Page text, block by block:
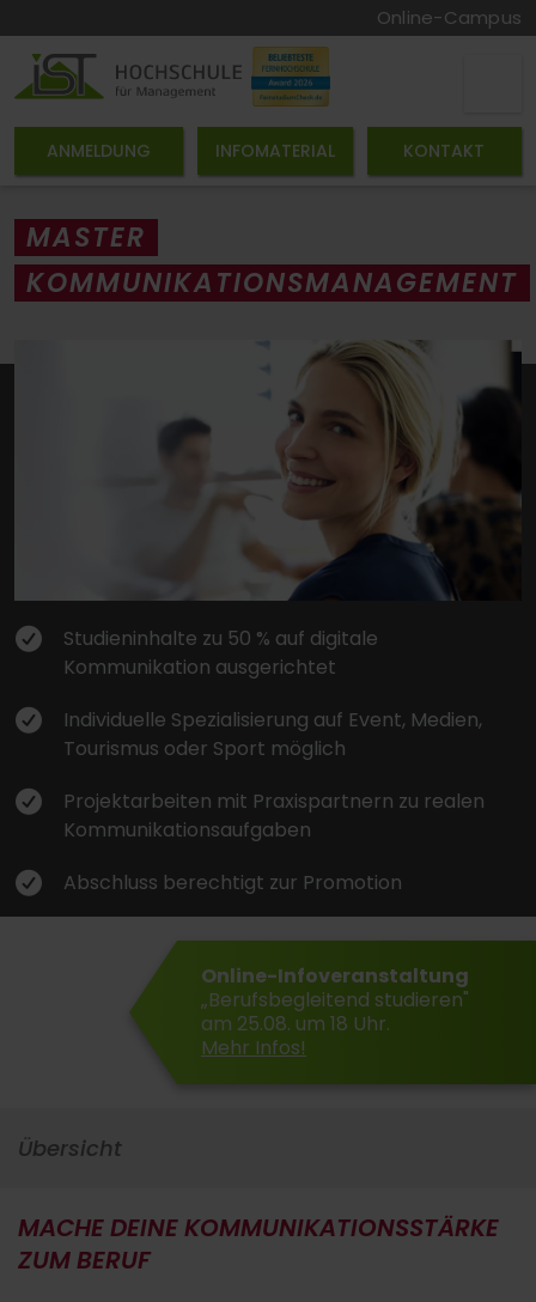
Online-Campus
ANMELDUNG INFOMATERIAL KONTAKT
MASTER
KOMMUNIKATIONSMANAGEMENT
Studieninhalte zu 50 % auf digitale
Kommunikation ausgerichtet
Individuelle Spezialisierung auf Event, Medien,
Tourismus oder Sport möglich
Projektarbeiten mit Praxispartnern zu realen
Kommunikationsaufgaben
Abschluss berechtigt zur Promotion
Online-Infoveranstaltung
„Berufsbegleitend studieren"
am 25.08. um 18 Uhr.
Mehr Infos!
Übersicht
MACHE DEINE KOMMUNIKATIONSSTÄRKE
ZUM BERUF